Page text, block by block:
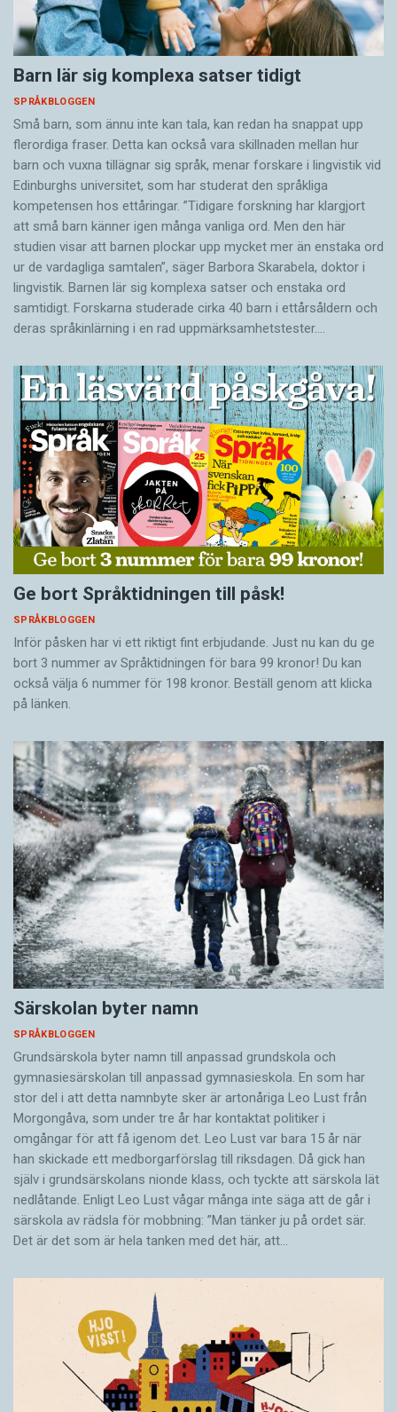
Barn lär sig komplexa satser tidigt
SPRÅKBLOGGEN
Små barn, som ännu inte kan tala, kan redan ha snappat upp
flerordiga fraser. Detta kan också vara skillnaden mellan hur
barn och vuxna tillägnar sig språk, menar forskare i lingvistik vid
Edinburghs universitet, som har studerat den språkliga
kompetensen hos ettåringar. ”Tidigare forskning har klargjort
att små barn känner igen många vanliga ord. Men den här
studien visar att barnen plockar upp mycket mer än enstaka ord
ur de vardagliga samtalen”, säger Barbora Skarabela, doktor i
lingvistik. Barnen lär sig komplexa satser och enstaka ord
samtidigt. Forskarna studerade cirka 40 barn i ettårsåldern och
deras språkinlärning i en rad uppmärksamhetstester.…
Ge bort Språktidningen till påsk!
SPRÅKBLOGGEN
Inför påsken har vi ett riktigt fint erbjudande. Just nu kan du ge
bort 3 nummer av Språktidningen för bara 99 kronor! Du kan
också välja 6 nummer för 198 kronor. Beställ genom att klicka
på länken.
Särskolan byter namn
SPRÅKBLOGGEN
Grundsärskola byter namn till anpassad grundskola och
gymnasiesärskolan till anpassad gymnasieskola. En som har
stor del i att detta namnbyte sker är artonåriga Leo Lust från
Morgongåva, som under tre år har kontaktat politiker i
omgångar för att få igenom det. Leo Lust var bara 15 år när
han skickade ett medborgarförslag till riksdagen. Då gick han
själv i grundsärskolans nionde klass, och tyckte att särskola lät
nedlåtande. Enligt Leo Lust vågar många inte säga att de går i
särskola av rädsla för mobbning: ”Man tänker ju på ordet sär.
Det är det som är hela tanken med det här, att…